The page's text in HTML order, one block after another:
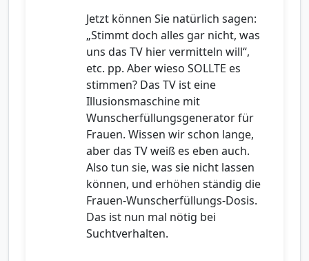
Jetzt können Sie natürlich sagen:
„Stimmt doch alles gar nicht, was
uns das TV hier vermitteln will“,
etc. pp. Aber wieso SOLLTE es
stimmen? Das TV ist eine
Illusionsmaschine mit
Wunscherfüllungsgenerator für
Frauen. Wissen wir schon lange,
aber das TV weiß es eben auch.
Also tun sie, was sie nicht lassen
können, und erhöhen ständig die
Frauen-Wunscherfüllungs-Dosis.
Das ist nun mal nötig bei
Suchtverhalten.